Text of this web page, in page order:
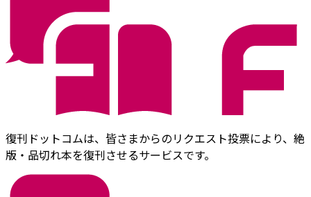
復刊ドットコムは、皆さまからのリクエスト投票により、絶
版・品切れ本を復刊させるサービスです。